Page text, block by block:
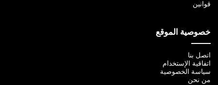
قوانين
خصوصية الموقع
اتصل بنا
اتفاقية الإستخدام
سياسة الخصوصية
من نحن